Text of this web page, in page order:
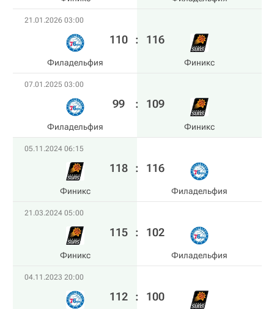
21.01.2026 03:00
Филадельфия
110 : 116
Финикс
07.01.2025 03:00
Филадельфия
99 : 109
Финикс
05.11.2024 06:15
Финикс
118 : 116
Филадельфия
21.03.2024 05:00
Финикс
115 : 102
Филадельфия
04.11.2023 20:00
112 : 100